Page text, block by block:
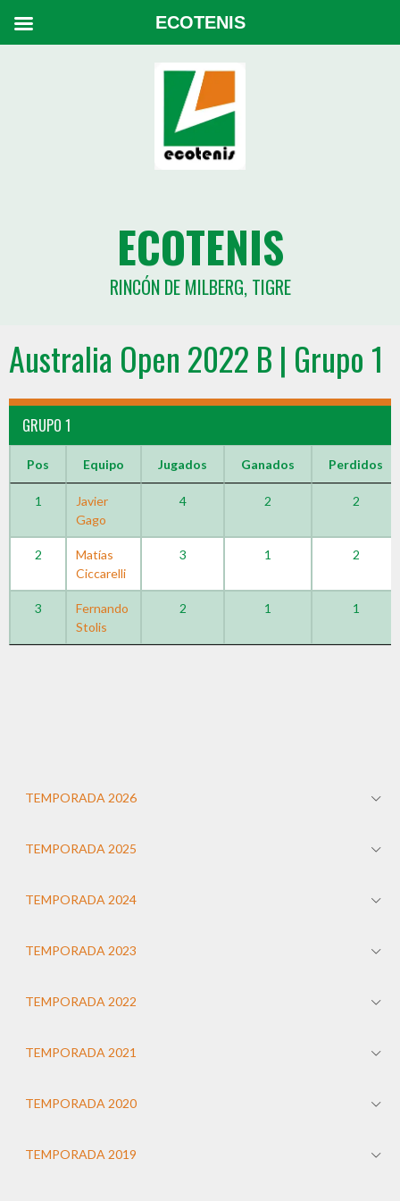
ECOTENIS
RINCÓN DE MILBERG, TIGRE
Australia Open 2022 B | Grupo 1
GRUPO 1
Pos Equipo Jugados Ganados Perdidos
1
Javier
Gago
4 2 2
2
Matías
Ciccarelli
3 1 2
3
Fernando
Stolis
2 1 1
TEMPORADA 2026
TEMPORADA 2025
TEMPORADA 2024
TEMPORADA 2023
TEMPORADA 2022
TEMPORADA 2021
TEMPORADA 2020
TEMPORADA 2019
ECOTENIS